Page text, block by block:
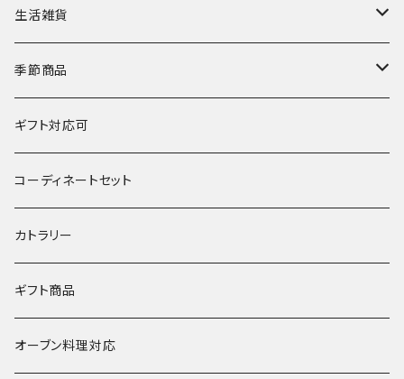
鉢
丼
湯呑･カップ
鍋
その他
箸置き
マングローブ
霞仙（KASEN）
春窯
生活雑貨
陶玉
季節商品
夏
水うちわ
浮き玉
冬
ギフト対応可
コーディネートセット
カトラリー
ギフト商品
オーブン料理対応